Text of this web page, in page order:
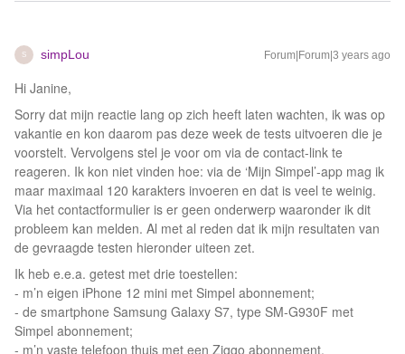
S simpLou Forum|Forum|3 years ago
Hi Janine,
Sorry dat mijn reactie lang op zich heeft laten wachten, ik was op
vakantie en kon daarom pas deze week de tests uitvoeren die je
voorstelt. Vervolgens stel je voor om via de contact-link te
reageren. Ik kon niet vinden hoe: via de ‘Mijn Simpel’-app mag ik
maar maximaal 120 karakters invoeren en dat is veel te weinig.
Via het contactformulier is er geen onderwerp waaronder ik dit
probleem kan melden. Al met al reden dat ik mijn resultaten van
de gevraagde testen hieronder uiteen zet.
Ik heb e.e.a. getest met drie toestellen:
- m’n eigen iPhone 12 mini met Simpel abonnement;
- de smartphone Samsung Galaxy S7, type SM-G930F met
Simpel abonnement;
- m’n vaste telefoon thuis met een Ziggo abonnement.